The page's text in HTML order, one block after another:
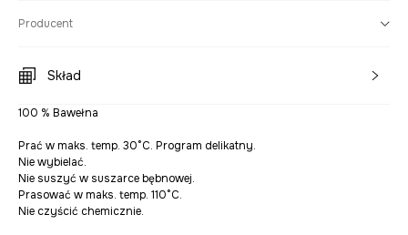
Producent
Skład
100 % Bawełna
Prać w maks. temp. 30°C. Program delikatny.
Nie wybielać.
Nie suszyć w suszarce bębnowej.
Prasować w maks. temp. 110°C.
Nie czyścić chemicznie.